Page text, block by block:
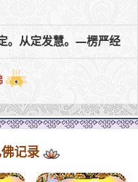
。从定发慧。—楞严经
记录